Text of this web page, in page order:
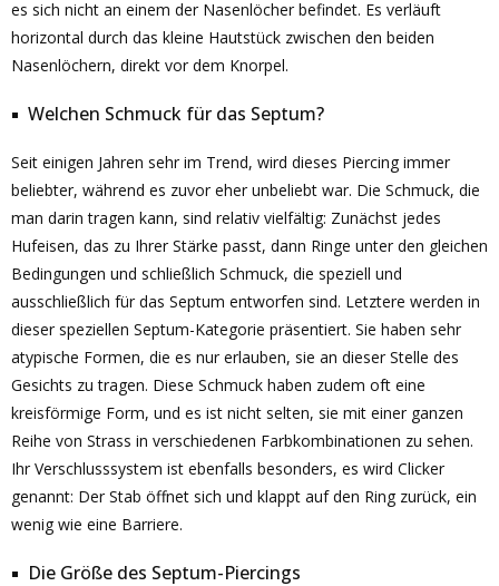
es sich nicht an einem der Nasenlöcher befindet. Es verläuft
horizontal durch das kleine Hautstück zwischen den beiden
Nasenlöchern, direkt vor dem Knorpel.
Welchen Schmuck für das Septum?
Seit einigen Jahren sehr im Trend, wird dieses Piercing immer
beliebter, während es zuvor eher unbeliebt war. Die Schmuck, die
man darin tragen kann, sind relativ vielfältig: Zunächst jedes
Hufeisen, das zu Ihrer Stärke passt, dann Ringe unter den gleichen
Bedingungen und schließlich Schmuck, die speziell und
ausschließlich für das Septum entworfen sind. Letztere werden in
dieser speziellen Septum-Kategorie präsentiert. Sie haben sehr
atypische Formen, die es nur erlauben, sie an dieser Stelle des
Gesichts zu tragen. Diese Schmuck haben zudem oft eine
kreisförmige Form, und es ist nicht selten, sie mit einer ganzen
Reihe von Strass in verschiedenen Farbkombinationen zu sehen.
Ihr Verschlusssystem ist ebenfalls besonders, es wird Clicker
genannt: Der Stab öffnet sich und klappt auf den Ring zurück, ein
wenig wie eine Barriere.
Die Größe des Septum-Piercings